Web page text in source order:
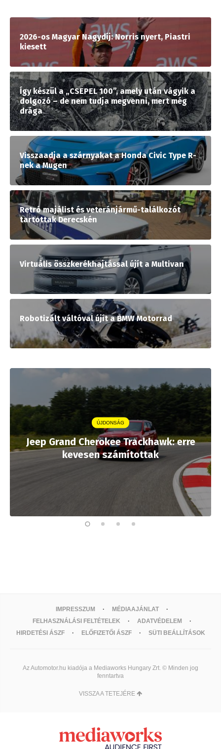
2026-os Magyar Nagydíj: Norris nyert, Piastri
kiesett
Így készül a „CSEPEL 100”, amely után vágyik a
dolgozó – de nem tudja megvenni, mert még
drága
Visszaadja a szárnyakat a Honda Civic Type R-
nek a Mugen
Retró majálist és veteránjármű-találkozót
tartottak Derecskén
Virtuális összkerékhajtással újít a Multivan
Robotizált váltóval újít a BMW Motorrad
ÚJDONSÁG
Jeep Grand Cherokee Trackhawk: erre
kevesen számítottak
IMPRESSZUM
MÉDIAAJÁNLAT
FELHASZNÁLÁSI FELTÉTELEK
ADATVÉDELEM
HIRDETÉSI ÁSZF
ELŐFIZETŐI ÁSZF SÜTI BEÁLLÍTÁSOK
Az Automotor.hu kiadója a Mediaworks Hungary Zrt. © Minden jog
fenntartva
VISSZA A TETEJÉRE